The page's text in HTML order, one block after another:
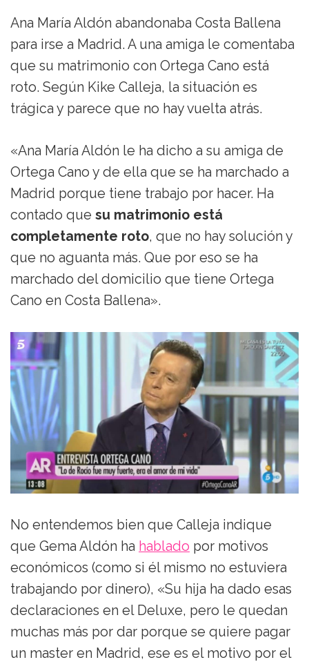
Ana María Aldón abandonaba Costa Ballena
para irse a Madrid. A una amiga le comentaba
que su matrimonio con Ortega Cano está
roto. Según Kike Calleja, la situación es
trágica y parece que no hay vuelta atrás.
«Ana María Aldón le ha dicho a su amiga de
Ortega Cano y de ella que se ha marchado a
Madrid porque tiene trabajo por hacer. Ha
contado que su matrimonio está
completamente roto, que no hay solución y
que no aguanta más. Que por eso se ha
marchado del domicilio que tiene Ortega
Cano en Costa Ballena».
No entendemos bien que Calleja indique
que Gema Aldón ha hablado por motivos
económicos (como si él mismo no estuviera
trabajando por dinero), «Su hija ha dado esas
declaraciones en el Deluxe, pero le quedan
muchas más por dar porque se quiere pagar
un master en Madrid, ese es el motivo por el